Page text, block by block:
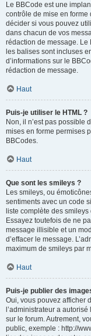
Le BBCode est une
contrôle de mise en forme
décider si vous pouvez
dans chacun de vos
rédaction de message. Le
les balises sont incluses
d’informations sur le
rédaction de message.
Haut
Puis-je utiliser le HTML ?
Non, il n’est pas possible
mises en forme permises
BBCodes.
Haut
Que sont les smileys ?
Les smileys, ou
sentiments avec un code
liste complète des
Essayez toutefois de ne
message illisible et un
d’effacer le message.
maximum de smileys par
Haut
Puis-je publier des
Oui, vous pouvez afficher
l’administrateur a
sur le forum. Autrement,
public, exemple : http://